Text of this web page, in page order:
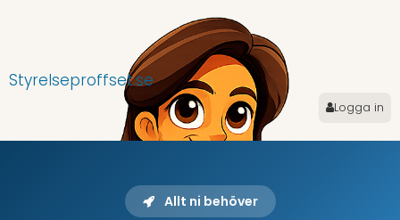
Styrelseproffset.se
Logga in
Allt ni behöver